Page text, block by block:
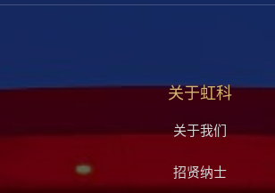
关于虹科
关于我们
招贤纳士